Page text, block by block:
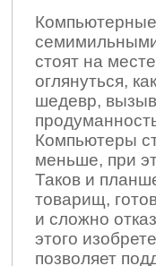
стоят на
оглянуться,
шедевр,
Компьютеры
меньше, при
Таков и
товарищ,
и сложно
этого
позволяет